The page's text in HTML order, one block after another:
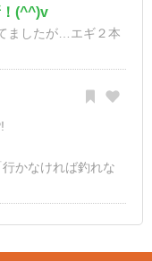
！(^^)v
ましたが…エギ２本
かなければ釣れな